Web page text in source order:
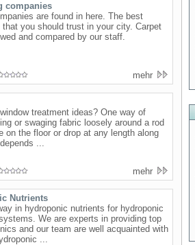
companies
are found in here. The best
you should trust in your city. Carpet
and compared by our staff.
mehr
treatment ideas? One way of
or swaging fabric loosely around a rod
on the floor or drop at any length along
...
mehr
Nutrients
in hydroponic nutrients for hydroponic
We are experts in providing top
and our team are well acquainted with
...